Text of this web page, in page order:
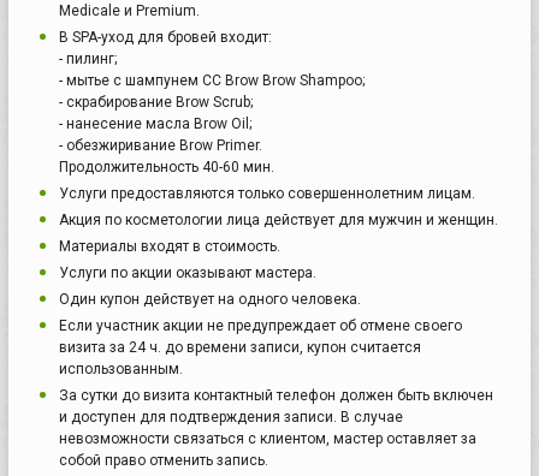
Medicale и Premium.
В SPA-уход для бровей входит:
- пилинг;
- мытье с шампунем CC Brow Brow Shampoo;
- скрабирование Brow Scrub;
- нанесение масла Brow Oil;
- обезжиривание Brow Primer.
Продолжительность 40-60 мин.
Услуги предоставляются только совершеннолетним лицам.
Акция по косметологии лица действует для мужчин и женщин.
Материалы входят в стоимость.
Услуги по акции оказывают мастера.
Один купон действует на одного человека.
Если участник акции не предупреждает об отмене своего
визита за 24 ч. до времени записи, купон считается
использованным.
За сутки до визита контактный телефон должен быть включен
и доступен для подтверждения записи. В случае
невозможности связаться с клиентом, мастер оставляет за
собой право отменить запись.